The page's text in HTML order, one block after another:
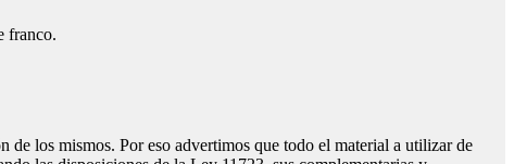
franco.
los mismos. Por eso advertimos que todo el material a utilizar de